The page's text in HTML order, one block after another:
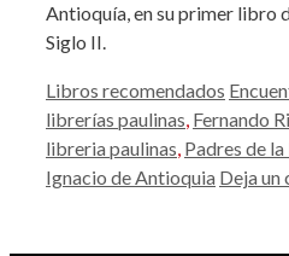
Antioquía, en su primer libro
Siglo II.
Categorías
Libros recomendados
librerías paulinas, Fernando
libreria paulinas, Padres de
Ignacio de Antioquia Deja un